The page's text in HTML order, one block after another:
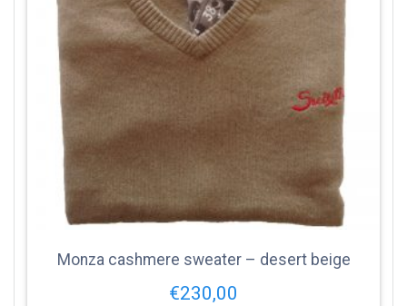
Monza cashmere sweater – desert beige
€230,00